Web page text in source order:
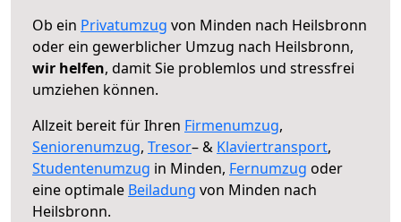
Ob ein Privatumzug von Minden nach Heilsbronn
oder ein gewerblicher Umzug nach Heilsbronn,
wir helfen, damit Sie problemlos und stressfrei
umziehen können.
Allzeit bereit für Ihren Firmenumzug,
Seniorenumzug, Tresor– & Klaviertransport,
Studentenumzug in Minden, Fernumzug oder
eine optimale Beiladung von Minden nach
Heilsbronn.